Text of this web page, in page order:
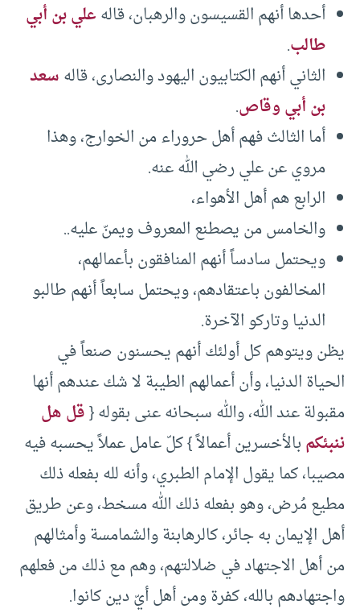
أحدها أنهم القسيسون والرهبان، قالهعلي بن أبي
طالب.
الثاني أنهم الكتابيون اليهود والنصارى، قالهسعد
بن أبي وقاص.
أما الثالث فهم أهل حروراء من الخوارج، وهذا
مروي عن علي رضي الله عنه.
الرابع هم أهل الأهواء،
والخامس من يصطنع المعروف ويمنّ عليه..
ويحتمل سادساً أنهم المنافقون بأعمالهم،
المخالفون باعتقادهم، ويحتمل سابعاً أنهم طالبو
الدنيا وتاركو الآخرة.
يظن ويتوهم كل أولئك أنهم يحسنون صنعاً في
الحياة الدنيا، وأن أعمالهم الطيبة لا شك عندهم أنها
مقبولة عند الله، والله سبحانه عنى بقوله {قل هل
ننبئكمبالأخسرين أعمالاً } كلّ عامل عملاً يحسبه فيه
مصيبا، كما يقول الإمام الطبري، وأنه لله بفعله ذلك
مطيع مُرض، وهو بفعله ذلك الله مسخط، وعن طريق
أهل الإيمان به جائر، كالرهابنة والشمامسة وأمثالهم
من أهل الاجتهاد في ضلالتهم، وهم مع ذلك من فعلهم
واجتهادهم بالله، كفرة ومن أهل أيّ دين كانوا.